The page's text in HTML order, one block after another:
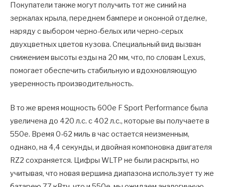
Покупатели также могут получить тот же синий на
зеркалах крыла, переднем бампере и оконной отделке,
наряду с выбором черно-белых или черно-серых
двухцветных цветов кузова. Специальный вид вызван
снижением высоты езды на 20 мм, что, по словам Lexus,
помогает обеспечить стабильную и вдохновляющую
уверенность производительность.
В то же время мощность 600e F Sport Performance была
увеличена до 420 л.с. с 402 л.с., которые вы получаете в
550e. Время 0-62 миль в час остается неизменным,
однако, на 4,4 секунды, и двойная компоновка двигателя
RZ2 сохраняется. Цифры WLTP не были раскрыты, но
учитывая, что новая вершина диапазона использует ту же